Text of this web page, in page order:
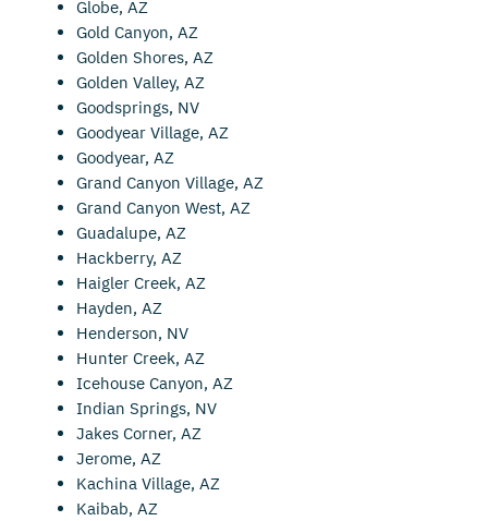
Globe, AZ
Gold Canyon, AZ
Golden Shores, AZ
Golden Valley, AZ
Goodsprings, NV
Goodyear Village, AZ
Goodyear, AZ
Grand Canyon Village, AZ
Grand Canyon West, AZ
Guadalupe, AZ
Hackberry, AZ
Haigler Creek, AZ
Hayden, AZ
Henderson, NV
Hunter Creek, AZ
Icehouse Canyon, AZ
Indian Springs, NV
Jakes Corner, AZ
Jerome, AZ
Kachina Village, AZ
Kaibab, AZ